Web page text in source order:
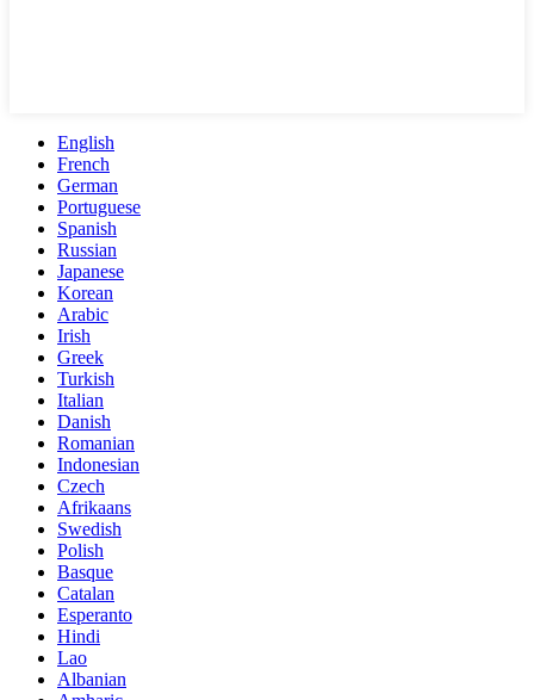
English
French
German
Portuguese
Spanish
Russian
Japanese
Korean
Arabic
Irish
Greek
Turkish
Italian
Danish
Romanian
Indonesian
Czech
Afrikaans
Swedish
Polish
Basque
Catalan
Esperanto
Hindi
Lao
Albanian